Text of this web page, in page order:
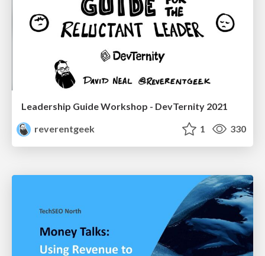
Leadership Guide Workshop - DevTernity 2021
reverentgeek
1 330